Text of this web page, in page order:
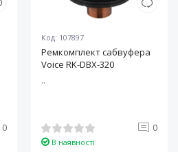
0
Код: 107897
Ремкомплект сабвуфера
Voice RK-DBX-320
..
0
В наявності